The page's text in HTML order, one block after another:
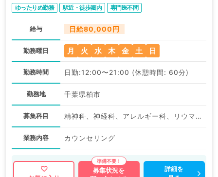
ゆったりめ勤務 駅近・徒歩圏内 専門医不問
給与 日給80,000円
勤務曜日 月 火 水 木 金 土 日
勤務時間 日勤:12:00〜21:00 (休憩時間: 60分)
勤務地 千葉県柏市
募集科目 精神科、神経科、アレルギー科、リウマチ科、小児科、形成外科、呼吸器外科、小児外科、皮膚科、泌尿器科、産婦人科、産科、婦人科、眼科、耳鼻咽喉科、気管食道科、放射線科、リハビリテーション科、麻酔科、ペインクリニック、人工透析科、緩和ケア科、一般内科、呼吸器内科、老年内科、血液内科、外科系全般、一般外科、総合診療科、美容皮膚科、健診・人間ドック、救急科・ＩＣＵ、病理科、基礎医学系、その他、産業医、科目不問
業務内容 カウンセリング
募集状況を
詳細を